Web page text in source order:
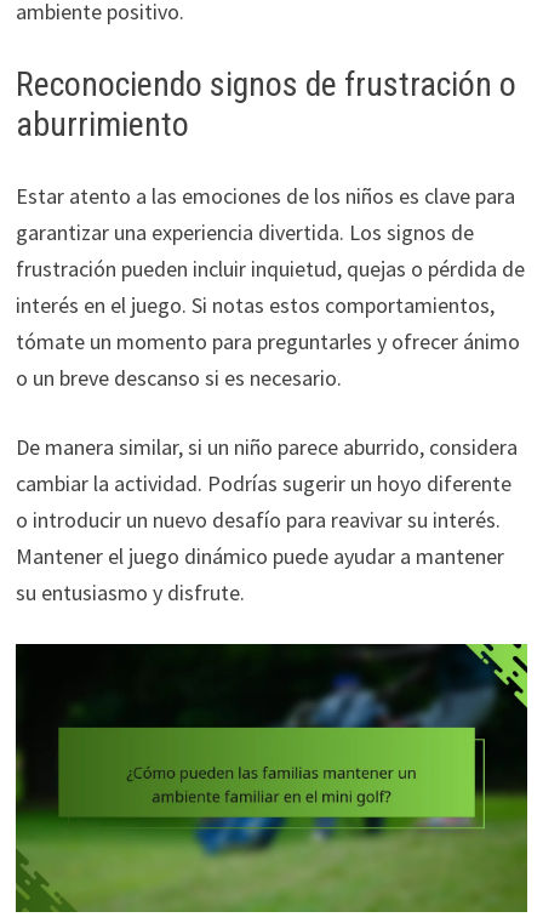
ambiente positivo.
Reconociendo signos de frustración o
aburrimiento
Estar atento a las emociones de los niños es clave para
garantizar una experiencia divertida. Los signos de
frustración pueden incluir inquietud, quejas o pérdida de
interés en el juego. Si notas estos comportamientos,
tómate un momento para preguntarles y ofrecer ánimo
o un breve descanso si es necesario.
De manera similar, si un niño parece aburrido, considera
cambiar la actividad. Podrías sugerir un hoyo diferente
o introducir un nuevo desafío para reavivar su interés.
Mantener el juego dinámico puede ayudar a mantener
su entusiasmo y disfrute.